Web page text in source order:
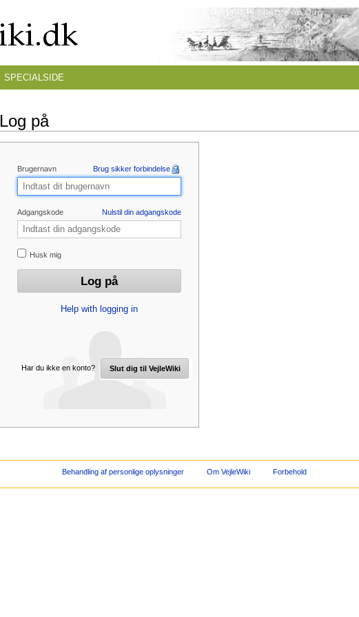
Log på
Brugernavn Brug sikker forbindelse
Adgangskode Nulstil din adgangskode
Husk mig
Help with logging in
Har du ikke en konto? Slut dig til VejleWiki
SPECIALSIDE
Behandling af personlige oplysninger Om VejleWiki Forbehold